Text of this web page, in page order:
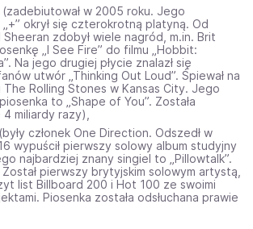
(zadebiutował w 2005 roku. Jego
okrył się czterokrotną platyną. Od
zdobył wiele nagród, m.in. Brit
„I See Fire” do filmu „Hobbit:
Na jego drugiej płycie znalazł się
utwór „Thinking Out Loud”. Śpiewał na
Rolling Stones w Kansas City. Jego
to „Shape of You”. Została
miliardy razy),
(były członek One Direction. Odszedł w
wypuścił pierwszy solowy album studyjny
najbardziej znany singiel to „Pillowtalk”.
pierwszy brytyjskim solowym artystą,
list Billboard 200 i Hot 100 ze swoimi
Piosenka została odsłuchana prawie